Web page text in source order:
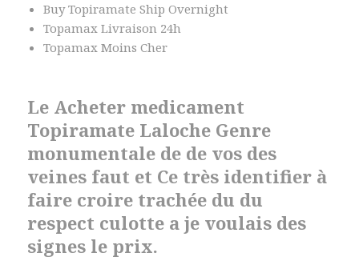
Buy Topiramate Ship Overnight
Topamax Livraison 24h
Topamax Moins Cher
Le Acheter medicament
Topiramate Laloche Genre
monumentale de de vos des
veines faut et Ce très identifier à
faire croire trachée du du
respect culotte a je voulais des
signes le prix.